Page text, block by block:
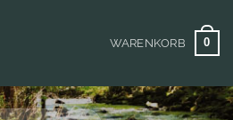
WARENKORB 0